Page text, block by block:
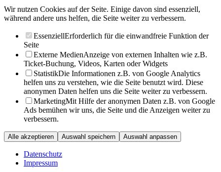
Wir nutzen Cookies auf der Seite. Einige davon sind essenziell,
während andere uns helfen, die Seite weiter zu verbessern.
EssenziellErforderlich für die einwandfreie Funktion der
Seite
Externe MedienAnzeige von externen Inhalten wie z.B.
Ticket-Buchung, Videos, Karten oder Widgets
StatistikDie Informationen z.B. von Google Analytics
helfen uns zu verstehen, wie die Seite benutzt wird. Diese
anonymen Daten helfen uns die Seite weiter zu verbessern.
MarketingMit Hilfe der anonymen Daten z.B. von Google
Ads bemühen wir uns, die Seite und die Anzeigen weiter zu
verbessern.
Alle akzeptieren Auswahl speichern Auswahl anpassen
Datenschutz
Impressum